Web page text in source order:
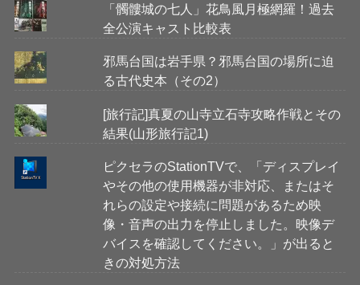
「髑髏城の七人」花鳥風月極網羅！過去
全公演キャスト比較表
邪馬台国は岩手県？邪馬台国の場所に迫
る古代史本（その2）
[旅行記]真夏の山寺立石寺攻略作戦とその
結果(山形旅行記1)
ピクセラのStationTVで、「ディスプレイ
やその他の使用機器が非対応、またはそ
れらの設定や接続に問題があるため映
像・音声の出力を停止しました。映像デ
バイスを確認してください。」が出ると
きの対処方法